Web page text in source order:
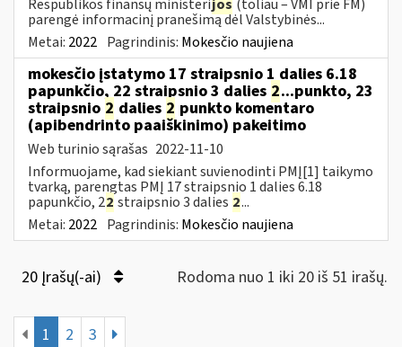
Respublikos finansų ministerijos (toliau – VMI prie FM)
parengė informacinį pranešimą dėl Valstybinės...
Metai: 2022 Pagrindinis: Mokesčio naujiena
mokesčio įstatymo 17 straipsnio 1 dalies 6.18
papunkčio, 22 straipsnio 3 dalies 2...punkto, 23
straipsnio 2 dalies 2 punkto komentaro
(apibendrinto paaiškinimo) pakeitimo
Web turinio sąrašas 2022-11-10
Informuojame, kad siekiant suvienodinti PMĮ[1] taikymo
tvarką, parengtas PMĮ 17 straipsnio 1 dalies 6.18
papunkčio, 22 straipsnio 3 dalies 2...
Metai: 2022 Pagrindinis: Mokesčio naujiena
20 Įrašų(-ai) Rodoma nuo 1 iki 20 iš 51 irašų.
1 2 3